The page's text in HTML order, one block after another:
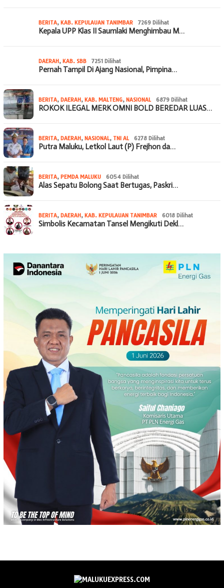
BERITA, KAB. KEPULAUAN TANIMBAR 7269 Dilihat
Kepala UPP Klas II Saumlaki Menghimbau M…
DAERAH, KAB. SBB 7251 Dilihat
Pernah Tampil Di Ajang Nasional, Pimpina…
BERITA, DAERAH, KAB. MALTENG, NASIONAL 6879 Dilihat
ROKOK ILEGAL MERK OMNI BOLD BEREDAR LUAS…
BERITA, DAERAH, NASIONAL, TNI AL 6278 Dilihat
Putra Maluku, Letkol Laut (P) Frejhon da…
BERITA, PEMDA MALUKU 6054 Dilihat
Alas Sepatu Bolong Saat Bertugas, Paskri…
BERITA, DAERAH, KAB. KEPULAUAN TANIMBAR 6018 Dilihat
Simbolis Kecamatan Tansel Mengikuti Dekl…